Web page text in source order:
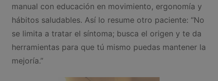
manual con educación en movimiento, ergonomía y
hábitos saludables. Así lo resume otro paciente: “No
se limita a tratar el síntoma; busca el origen y te da
herramientas para que tú mismo puedas mantener la
mejoría.”